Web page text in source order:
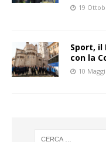
19
Sport, il
con la
10